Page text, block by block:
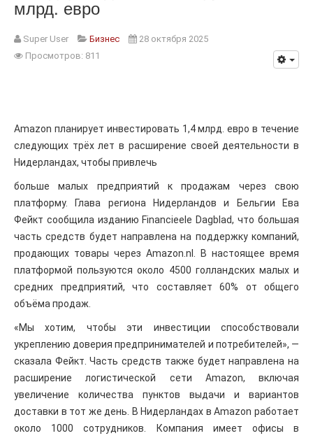
млрд. евро
Super User Бизнес
28 октября 2025
Просмотров: 811
Amazon планирует инвестировать 1,4 млрд. евро в течение
следующих трёх лет в расширение своей деятельности в
Нидерландах, чтобы привлечь
больше малых предприятий к продажам через свою
платформу. Глава региона Нидерландов и Бельгии Ева
Фейкт сообщила изданию Financieele Dagblad, что большая
часть средств будет направлена ​​на поддержку компаний,
продающих товары через Amazon.nl. В настоящее время
платформой пользуются около 4500 голландских малых и
средних предприятий, что составляет 60% от общего
объёма продаж.
«Мы хотим, чтобы эти инвестиции способствовали
укреплению доверия предпринимателей и потребителей», —
сказала Фейкт. Часть средств также будет направлена ​​на
расширение логистической сети Amazon, включая
увеличение количества пунктов выдачи и вариантов
доставки в тот же день. В Нидерландах в Amazon работает
около 1000 сотрудников. Компания имеет офисы в